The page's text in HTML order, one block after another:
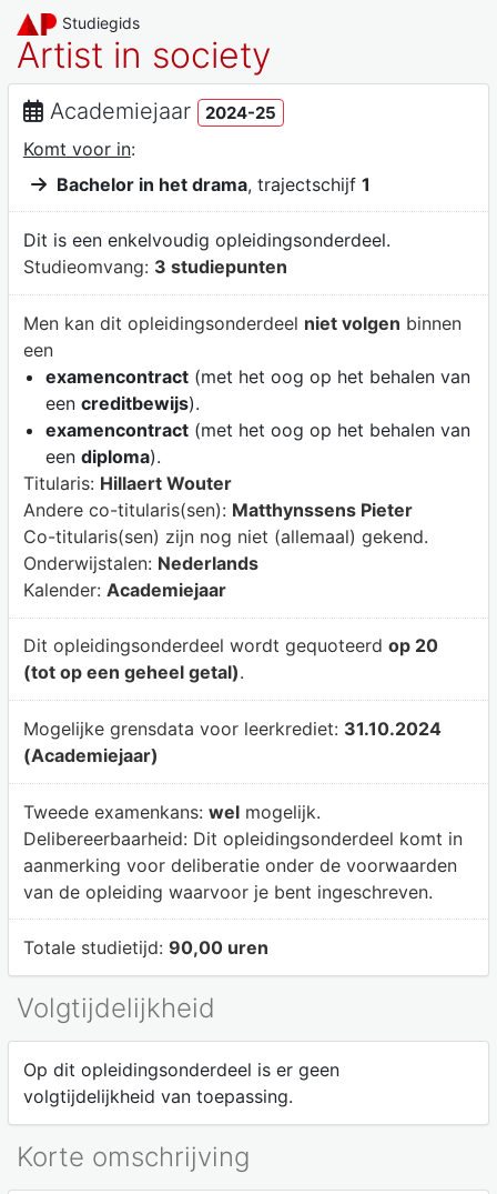
Studiegids
Artist in society
Academiejaar 2024-25
Komt voor in:
Bachelor in het drama, trajectschijf 1
Dit is een enkelvoudig opleidingsonderdeel.
Studieomvang: 3 studiepunten
Men kan dit opleidingsonderdeel niet volgen binnen
een
examencontract(met het oog op het behalen van
een creditbewijs).
examencontract(met het oog op het behalen van
een diploma).
Titularis: Hillaert Wouter
Andere co-titularis(sen): Matthynssens Pieter
Co-titularis(sen) zijn nog niet (allemaal) gekend.
Onderwijstalen: Nederlands
Kalender: Academiejaar
Dit opleidingsonderdeel wordt gequoteerd op 20
(tot op een geheel getal).
Mogelijke grensdata voor leerkrediet: 31.10.2024
(Academiejaar)
Tweede examenkans: welmogelijk.
Delibereerbaarheid: Dit opleidingsonderdeel komt in
aanmerking voor deliberatie onder de voorwaarden
van de opleiding waarvoor je bent ingeschreven.
Totale studietijd: 90,00 uren
Volgtijdelijkheid
Op dit opleidingsonderdeel is er geen
volgtijdelijkheid van toepassing.
Korte omschrijving